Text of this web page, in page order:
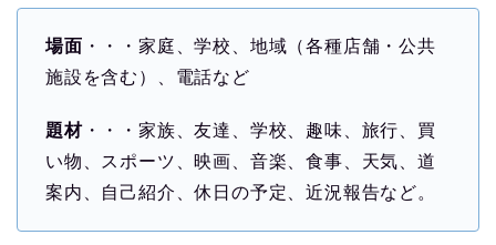
場面 ・・・家庭、学校、地域（各種店舗・公共
施設を含む）、電話など
題材・・・家族、友達、学校、趣味、旅行、買
い物、スポーツ、映画、音楽、食事、天気、道
案内、自己紹介、休日の予定、近況報告など。